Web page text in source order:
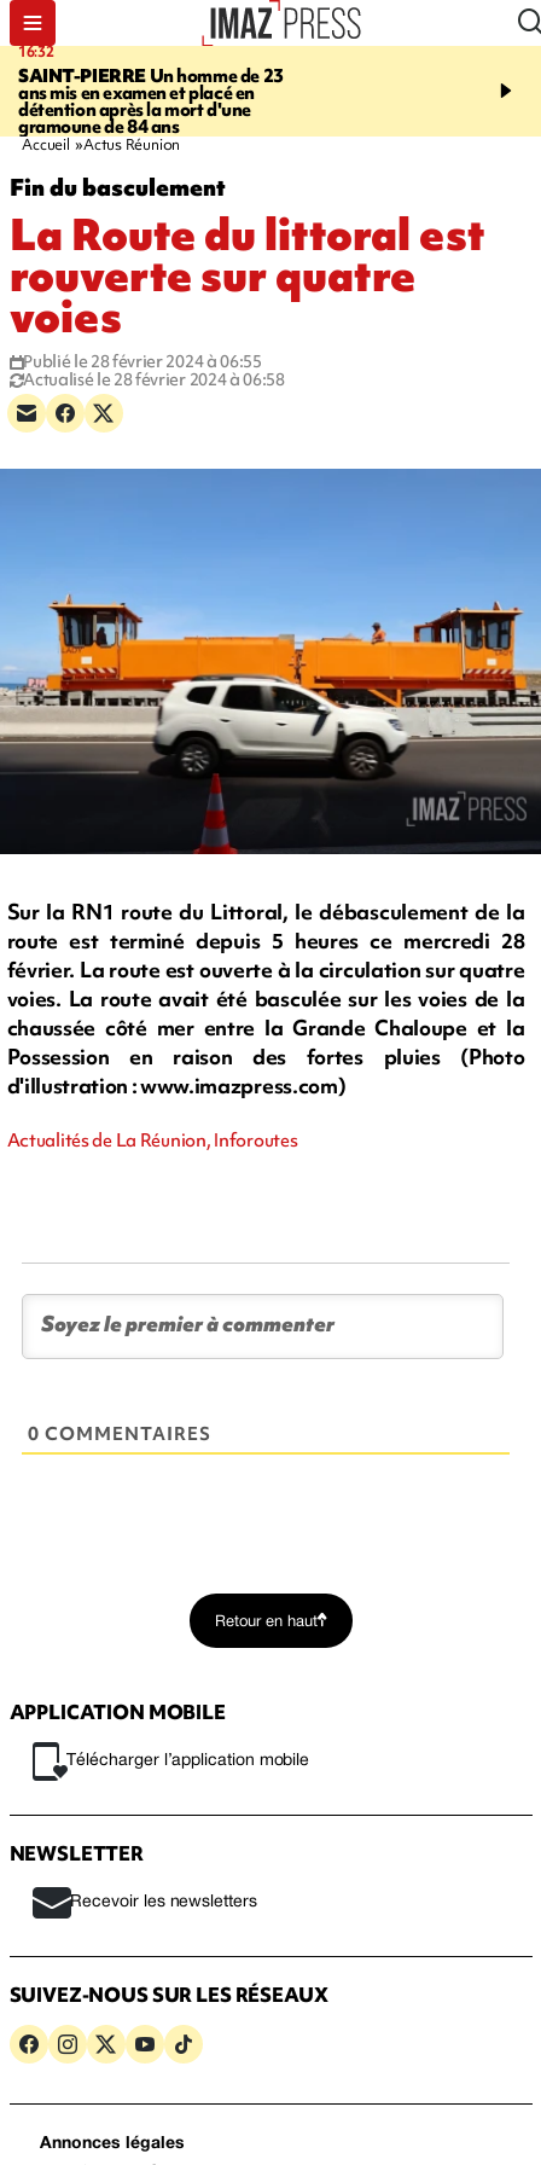
16:32
SAINT-PIERREUn homme de 23
ans mis en examen et placé en
détention après la mort d'une
gramoune de 84 ans
21:08
et Turquie scellent un
Accueil Actus Réunion
Fin du basculement
La Route du littoral est
rouverte sur quatre
voies
Publié le 28 février 2024 à 06:55
Actualisé le 28 février 2024 à 06:58
Sur la RN1 route du Littoral, le débasculement de la
route est terminé depuis 5 heures ce mercredi 28
février. La route est ouverte à la circulation sur quatre
voies. La route avait été basculée sur les voies de la
chaussée côté mer entre la Grande Chaloupe et la
Possession en raison des fortes pluies (Photo
d'illustration : www.imazpress.com)
Actualités de La Réunion, Inforoutes
0 COMMENTAIRES
Retour en haut
APPLICATION MOBILE
Télécharger l’application mobile
NEWSLETTER
Recevoir les newsletters
SUIVEZ-NOUS SUR LES RÉSEAUX
Annonces légales